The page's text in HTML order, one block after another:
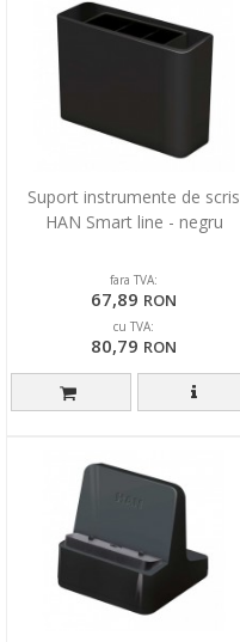
Suport instrumente de scris
HAN Smart line - negru
fara TVA:
67,89 RON
cu TVA:
80,79 RON